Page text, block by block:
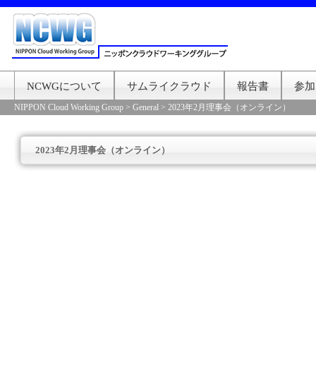
NCWGについて サムライクラウド 報告書 参
NIPPON Cloud Working Group > General > 2023年2月理事会（オンライン）
2023年2月理事会（オンライン）